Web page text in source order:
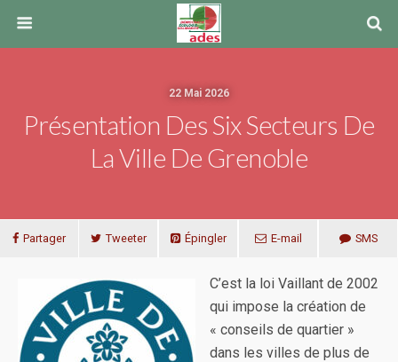
22 Mai 2026
Présentation Des Six Secteurs De
La Ville De Grenoble
Partager Tweeter Épingler E-mail SMS
C’est la loi Vaillant de 2002
qui impose la création de
« conseils de quartier »
dans les villes de plus de